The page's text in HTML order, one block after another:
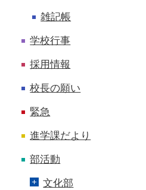
雑記帳
学校行事
採用情報
校長の願い
緊急
進学課だより
部活動
文化部